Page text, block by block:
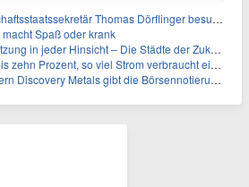
Thomas Dörflinger besucht Handwerksbetrieb im Kammerbezirk Freiburg
Spaß oder krank
in jeder Hinsicht – Die Städte der Zukunft sind grün-blau
Prozent, so viel Strom verbraucht ein Aufzug im Gebäude
Metals gibt die Börsennotierung an der Frankfurter Wertpapierbörse bekannt